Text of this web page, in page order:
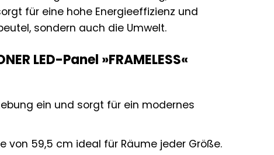
für eine hohe Energieeffizienz und
sondern auch die Umwelt.
LED-Panel »FRAMELESS«
ein und sorgt für ein modernes
von 59,5 cm ideal für Räume jeder Größe.